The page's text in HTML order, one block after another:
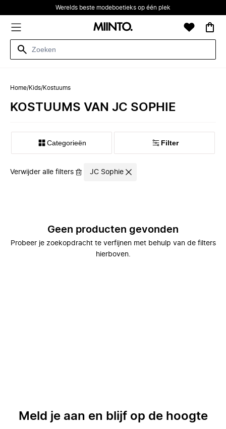
Werelds beste modeboetieks op één plek
Home/Kids/Kostuums
KOSTUUMS VAN JC SOPHIE
Categorieën Filter
Verwijder alle filters JC Sophie
Geen producten gevonden
Probeer je zoekopdracht te verfijnen met behulp van de filters
hierboven.
Meld je aan en blijf op de hoogte